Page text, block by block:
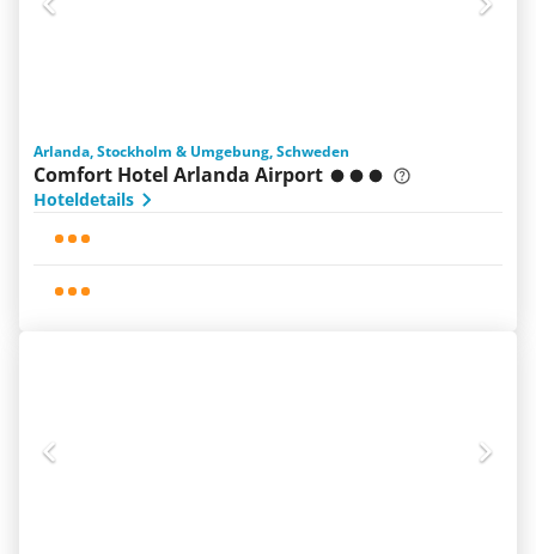
Arlanda, Stockholm & Umgebung, Schweden
Comfort Hotel Arlanda Airport
Hoteldetails